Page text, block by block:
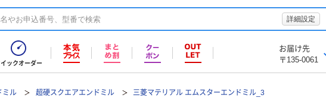
詳細設定
イックオーダー
お届け先
〒135-0061
ミル 超硬スクエアエンドミル 三菱マテリアル エムスターエンドミル_3